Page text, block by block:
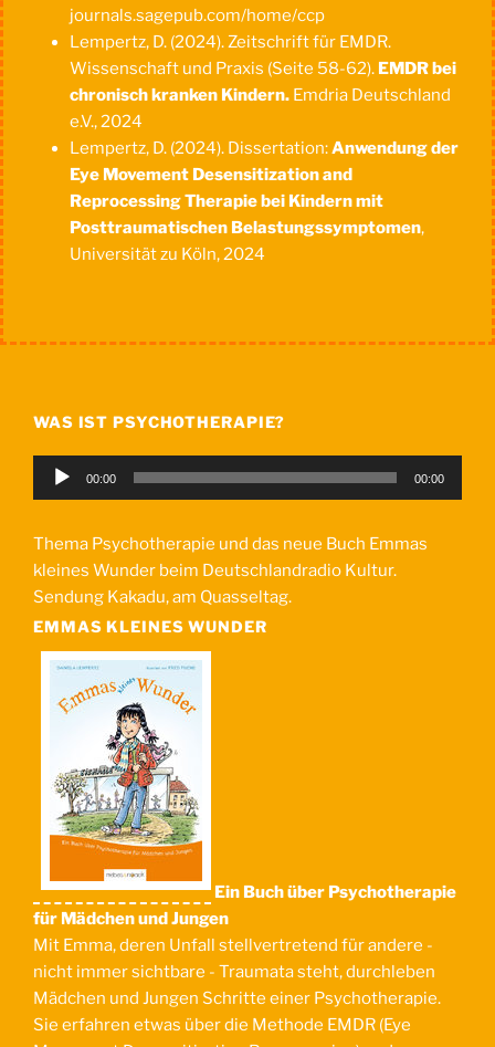
journals.sagepub.com/home/ccp
Lempertz, D. (2024). Zeitschrift für EMDR.
Wissenschaft und Praxis (Seite 58-62). EMDR bei
chronisch kranken Kindern. Emdria Deutschland
e.V., 2024
Lempertz, D. (2024). Dissertation:Anwendung der
Eye Movement Desensitization and
Reprocessing Therapie bei Kindern mit
Posttraumatischen Belastungssymptomen,
Universität zu Köln, 2024
WAS IST PSYCHOTHERAPIE?
Audio-
00:00 00:00
Thema Psychotherapie und das neue Buch Emmas
kleines Wunder beim Deutschlandradio Kultur.
Sendung Kakadu, am Quasseltag.
EMMAS KLEINES WUNDER
Ein Buch über Psychotherapie
für Mädchen und Jungen
Mit Emma, deren Unfall stellvertretend für andere -
nicht immer sichtbare - Traumata steht, durchleben
Mädchen und Jungen Schritte einer Psychotherapie.
Sie erfahren etwas über die Methode EMDR (Eye